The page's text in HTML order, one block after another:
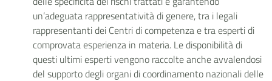
un’adeguata rappresentatività di genere, tra i legali
rappresentanti dei Centri di competenza e tra esperti di
comprovata esperienza in materia. Le disponibilità di
questi ultimi esperti vengono raccolte anche avvalendosi
del supporto degli organi di coordinamento nazionali delle